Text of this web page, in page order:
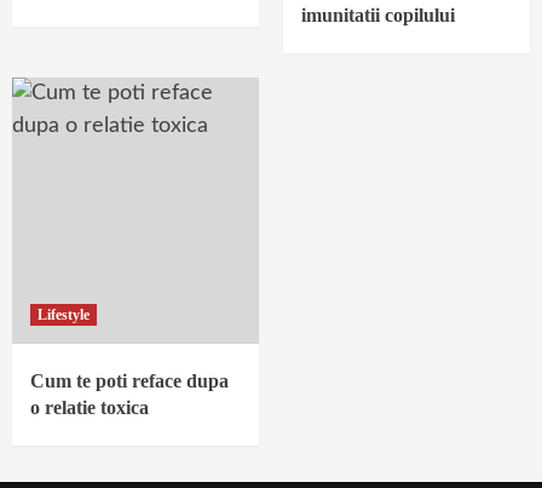
imunitatii copilului
Lifestyle
Cum te poti reface dupa
o relatie toxica